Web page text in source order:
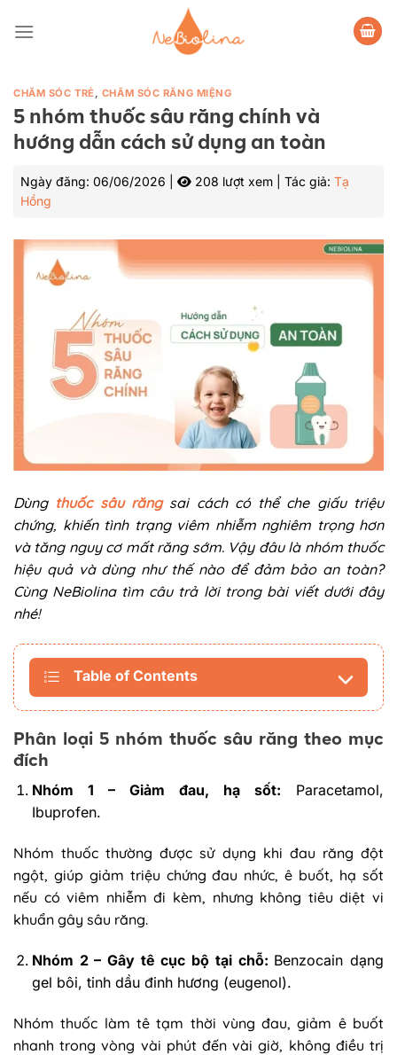
qua
CHĂM SÓC TRẺ, CHĂM SÓC RĂNG MIỆNG
5 nhóm thuốc sâu răng chính và
hướng dẫn cách sử dụng an toàn
Ngày đăng: 06/06/2026 208 lượt xem Tác giả: Tạ
Hồng
Dùng thuốc sâu răng sai cách có thể che giấu triệu
chứng, khiến tình trạng viêm nhiễm nghiêm trọng hơn
và tăng nguy cơ mất răng sớm. Vậy đâu là nhóm thuốc
hiệu quả và dùng như thế nào để đảm bảo an toàn?
Cùng NeBiolina tìm câu trả lời trong bài viết dưới đây
nhé!
Table of Contents
Phân loại 5 nhóm thuốc sâu răng theo mục
đích
Nhóm 1 – Giảm đau, hạ sốt: Paracetamol,
Ibuprofen.
Nhóm thuốc thường được sử dụng khi đau răng đột
ngột, giúp giảm triệu chứng đau nhức, ê buốt, hạ sốt
nếu có viêm nhiễm đi kèm, nhưng không tiêu diệt vi
khuẩn gây sâu răng.
Nhóm 2 – Gây tê cục bộ tại chỗ: Benzocain dạng
gel bôi, tinh dầu đinh hương (eugenol).
Nhóm thuốc làm tê tạm thời vùng đau, giảm ê buốt
nhanh trong vòng vài phút đến vài giờ, không điều trị